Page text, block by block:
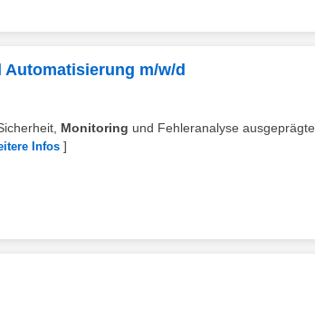
m/w/d
Monitoring und Fehleranalyse ausgeprägte
Infos ]